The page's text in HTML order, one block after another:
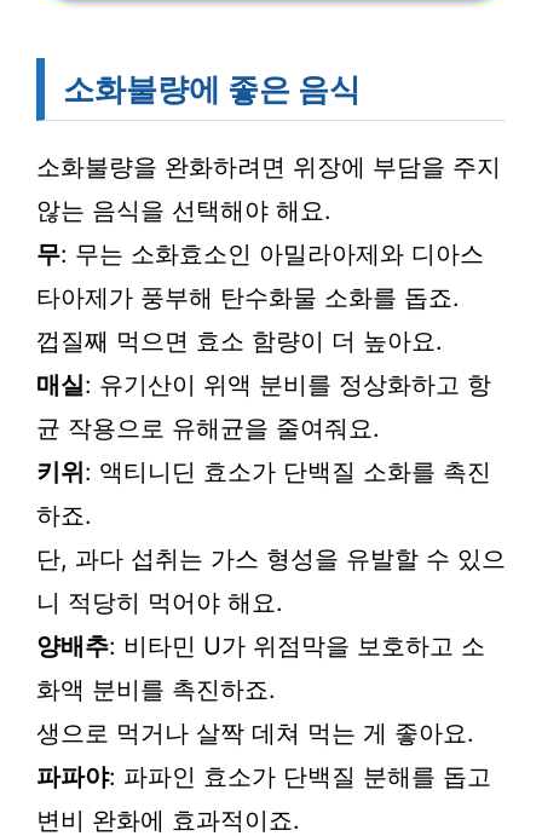
소화불량에 좋은 음식
소화불량을 완화하려면 위장에 부담을 주지
않는 음식을 선택해야 해요.
무: 무는 소화효소인 아밀라아제와 디아스
타아제가 풍부해 탄수화물 소화를 돕죠.
껍질째 먹으면 효소 함량이 더 높아요.
매실: 유기산이 위액 분비를 정상화하고 항
균 작용으로 유해균을 줄여줘요.
키위: 액티니딘 효소가 단백질 소화를 촉진
하죠.
단, 과다 섭취는 가스 형성을 유발할 수 있으
니 적당히 먹어야 해요.
양배추: 비타민 U가 위점막을 보호하고 소
화액 분비를 촉진하죠.
생으로 먹거나 살짝 데쳐 먹는 게 좋아요.
파파야: 파파인 효소가 단백질 분해를 돕고
변비 완화에 효과적이죠.